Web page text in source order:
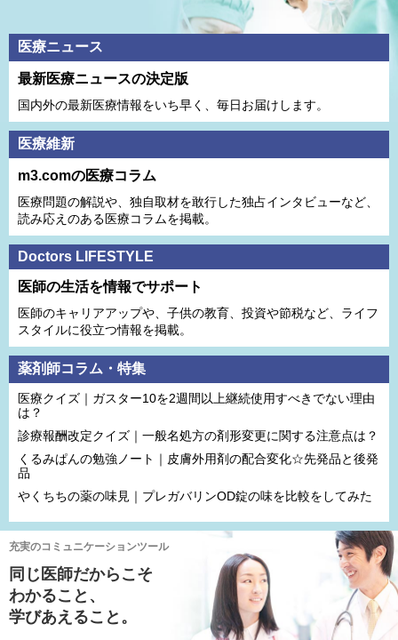
医療ニュース
最新医療ニュースの決定版
国内外の最新医療情報をいち早く、毎日お届けします。
医療維新
m3.comの医療コラム
医療問題の解説や、独⾃取材を敢⾏した独占インタビューなど、
読み応えのある医療コラムを掲載。
Doctors LIFESTYLE
医師の生活を情報でサポート
医師のキャリアアップや、子供の教育、投資や節税など、ライフ
スタイルに役立つ情報を掲載。
薬剤師コラム・特集
医療クイズ｜ガスター10を2週間以上継続使用すべきでない理由
は？
診療報酬改定クイズ｜一般名処方の剤形変更に関する注意点は？
くるみぱんの勉強ノート｜皮膚外用剤の配合変化☆先発品と後発
品
やくちちの薬の味見｜プレガバリンOD錠の味を比較をしてみた
充実のコミュニケーションツール
同じ医師だからこそ
わかること、
学びあえること。